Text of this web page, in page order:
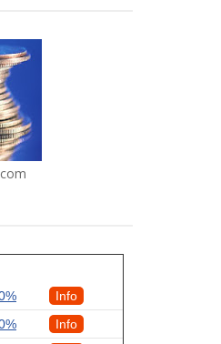
Info
Info